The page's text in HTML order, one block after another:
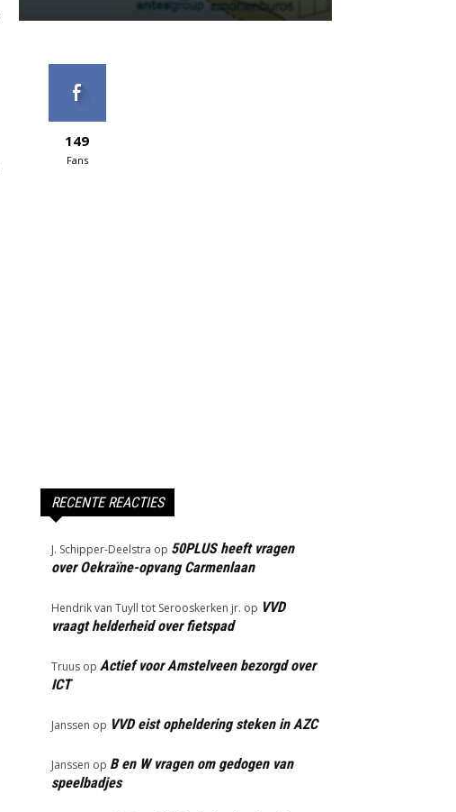
149
Fans
RECENTE REACTIES
J. Schipper-Deelstra op 50PLUS heeft vragen
over Oekraïne-opvang Carmenlaan
Hendrik van Tuyll tot Serooskerken jr. op VVD
vraagt helderheid over fietspad
Truus op Actief voor Amstelveen bezorgd over
ICT
Janssen op VVD eist opheldering steken in AZC
Janssen op B en W vragen om gedogen van
speelbadjes